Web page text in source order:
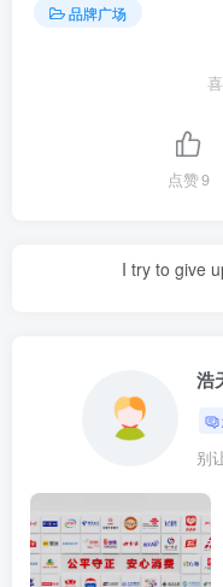
品牌广场
点赞9
I try to give
浩
别